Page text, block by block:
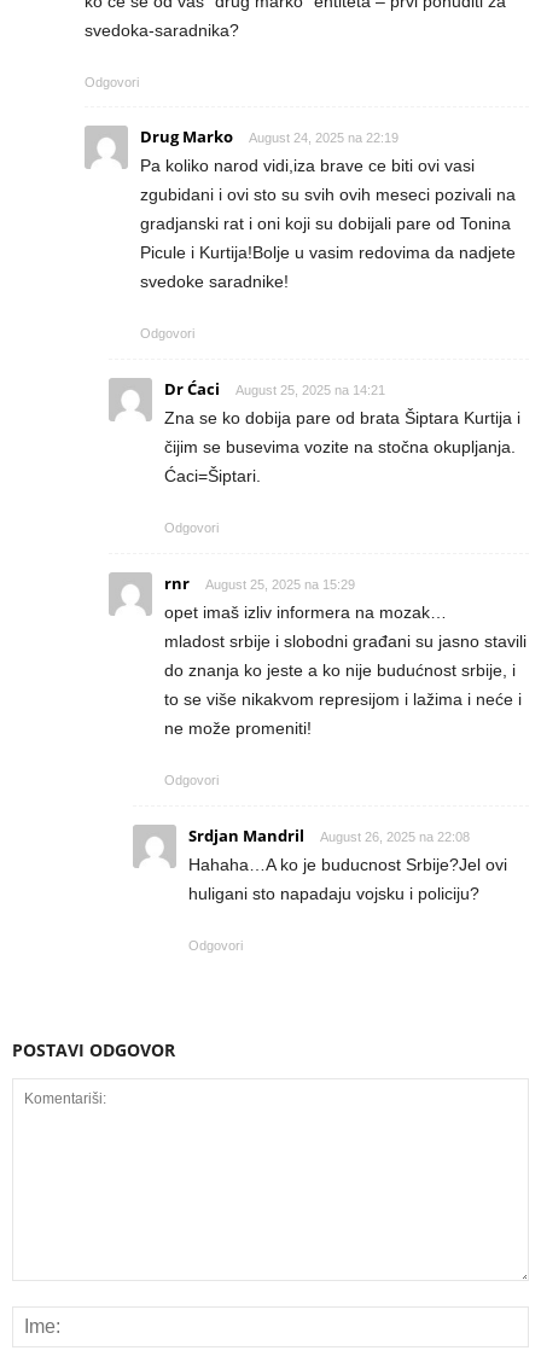
svedoka-saradnika?
Odgovori
Drug Marko August 24, 2025 na 22:19
Pa koliko narod vidi,iza brave ce biti ovi vasi
zgubidani i ovi sto su svih ovih meseci pozivali na
gradjanski rat i oni koji su dobijali pare od Tonina
Picule i Kurtija!Bolje u vasim redovima da nadjete
svedoke saradnike!
Odgovori
Dr Ćaci August 25, 2025 na 14:21
Zna se ko dobija pare od brata Šiptara Kurtija i
čijim se busevima vozite na stočna okupljanja.
Ćaci=Šiptari.
Odgovori
rnr August 25, 2025 na 15:29
opet imaš izliv informera na mozak…
mladost srbije i slobodni građani su jasno stavili
do znanja ko jeste a ko nije budućnost srbije, i
to se više nikakvom represijom i lažima i neće i
ne može promeniti!
Odgovori
Srdjan Mandril August 26, 2025 na 22:08
Hahaha…A ko je buducnost Srbije?Jel ovi
huligani sto napadaju vojsku i policiju?
Odgovori
POSTAVI ODGOVOR